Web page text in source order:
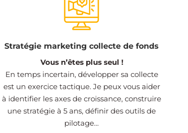
Stratégie marketing collecte de fonds
Vous n’êtes plus seul !
En temps incertain, développer sa collecte
est un exercice tactique. Je peux vous aider
à identifier les axes de croissance, construire
une stratégie à 5 ans, définir des outils de
pilotage…